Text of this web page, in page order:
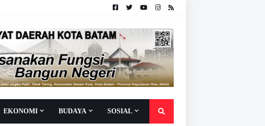
EKONOMI BUDAYA SOSIAL